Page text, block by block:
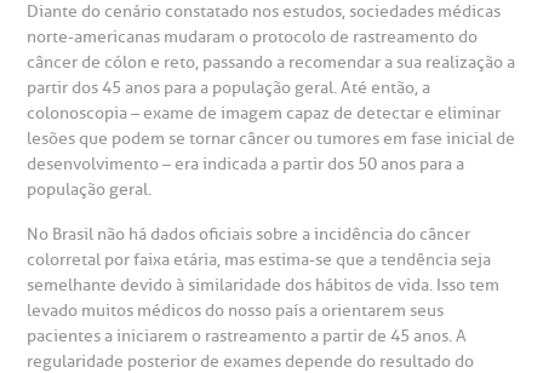
Saiba mais
Endereço:
R. Martiniano de Carvalho, 965
São Paulo - SP
Clínica Medicina da Mulher
a BP
Conosco
de Benchmarking
de Bioética
Cirurgia
frequentes
Diante do cenário constatado nos estudos, sociedades médicas
norte-americanas mudaram o protocolo de rastreamento do
câncer de cólon e reto, passando a recomendar a sua realização a
partir dos 45 anos para a população geral. Até então, a
colonoscopia – exame de imagem capaz de detectar e eliminar
lesões que podem se tornar câncer ou tumores em fase inicial de
desenvolvimento – era indicada a partir dos 50 anos para a
população geral.
No Brasil não há dados oficiais sobre a incidência do câncer
colorretal por faixa etária, mas estima-se que a tendência seja
semelhante devido à similaridade dos hábitos de vida. Isso tem
levado muitos médicos do nosso país a orientarem seus
pacientes a iniciarem o rastreamento a partir de 45 anos. A
regularidade posterior de exames depende do resultado do